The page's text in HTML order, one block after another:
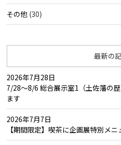
その他 (30)
最新の
2026年7月28日
7/28～8/6 総合展示室1（土佐藩の
ます
2026年7月7日
【期間限定】喫茶に企画展特別メニ